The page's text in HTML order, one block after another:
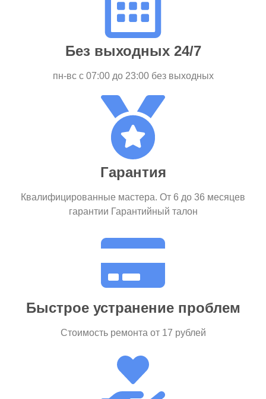
Без выходных 24/7
пн-вс c 07:00 до 23:00 без выходных
Гарантия
Квалифицированные мастера. От 6 до 36 месяцев
гарантии Гарантийный талон
Быстрое устранение проблем
Стоимость ремонта от 17 рублей